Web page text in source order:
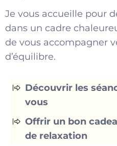
Je vous accueille pour
dans un cadre
de vous accompagner
d’équilibre.
Découvrir les
vous
Offrir un bon
de relaxation